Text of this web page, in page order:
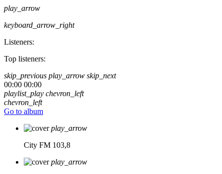
play_arrow
keyboard_arrow_right
Listeners:
Top listeners:
skip_previous play_arrow skip_next
00:00 00:00
playlist_play chevron_left
chevron_left
Go to album
play_arrow
City FM 103,8
play_arrow